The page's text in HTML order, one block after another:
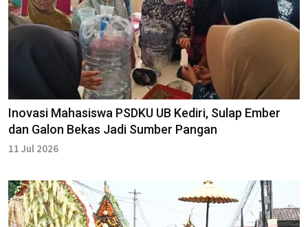
Inovasi Mahasiswa PSDKU UB Kediri, Sulap Ember
dan Galon Bekas Jadi Sumber Pangan
11 Jul 2026